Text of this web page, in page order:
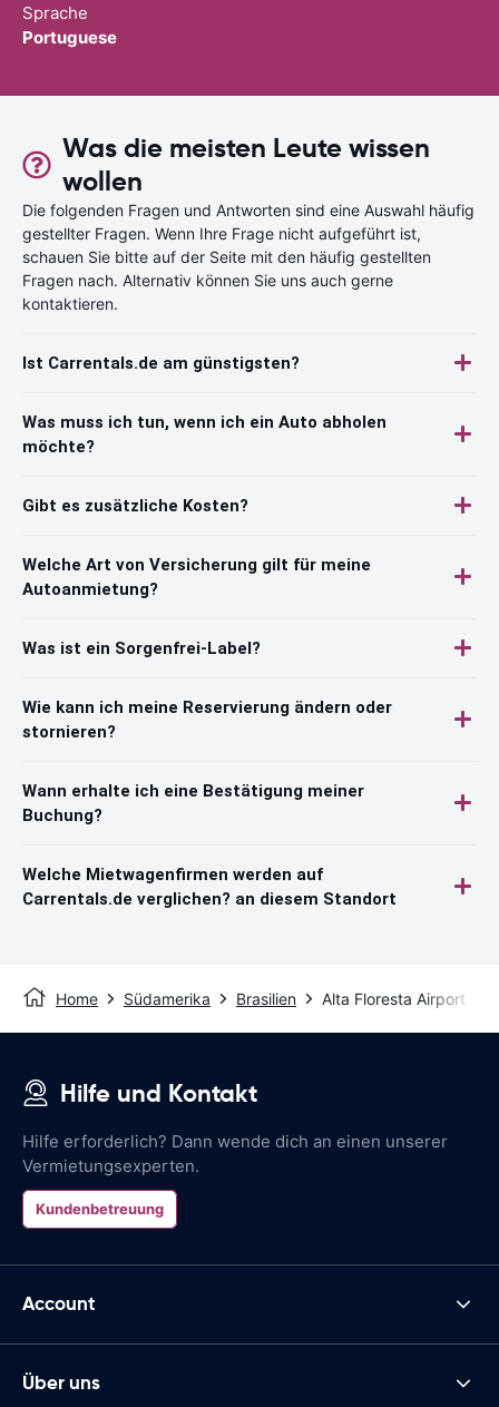
Sprache
Portuguese
Was die meisten Leute wissen
wollen
Die folgenden Fragen und Antworten sind eine Auswahl häufig
gestellter Fragen. Wenn Ihre Frage nicht aufgeführt ist,
schauen Sie bitte auf der Seite mit den häufig gestellten
Fragen nach. Alternativ können Sie uns auch gerne
kontaktieren.
Ist Carrentals.de am günstigsten?
Was muss ich tun, wenn ich ein Auto abholen
möchte?
Gibt es zusätzliche Kosten?
Welche Art von Versicherung gilt für meine
Autoanmietung?
Was ist ein Sorgenfrei-Label?
Wie kann ich meine Reservierung ändern oder
stornieren?
Wann erhalte ich eine Bestätigung meiner
Buchung?
Welche Mietwagenfirmen werden auf
Carrentals.de verglichen? an diesem Standort
Home Südamerika Brasilien Alta Floresta Airport
Hilfe und Kontakt
Hilfe erforderlich? Dann wende dich an einen unserer
Vermietungsexperten.
Kundenbetreuung
Account
Über uns